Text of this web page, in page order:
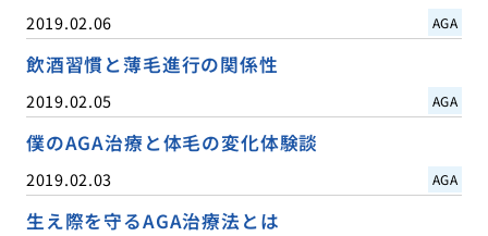
2019.02.06 AGA
飲酒習慣と薄毛進行の関係性
2019.02.05 AGA
僕のAGA治療と体毛の変化体験談
2019.02.03 AGA
生え際を守るAGA治療法とは